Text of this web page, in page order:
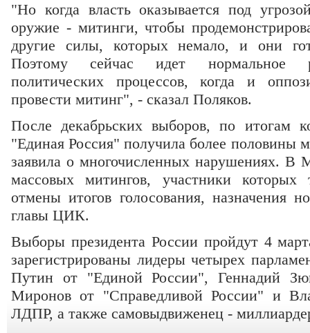
"Но когда власть оказывается под
оружие - митинги, чтобы
другие силы, которых немало, и они
Поэтому сейчас идет нормальное
политических процессов, когда и
провести митинг", - сказал Поляков.
После декабрьских выборов, по итогам
"Единая Россия" получила более половины
заявила о многочисленных нарушениях. В
массовых митингов, участники которых
отмены итогов голосования, назначения
главы ЦИК.
Выборы президента России пройдут 4
зарегистрированы лидеры четырех
Путин от "Единой России", Геннадий
Миронов от "Справедливой России" и
ЛДПР, а также самовыдвиженец -